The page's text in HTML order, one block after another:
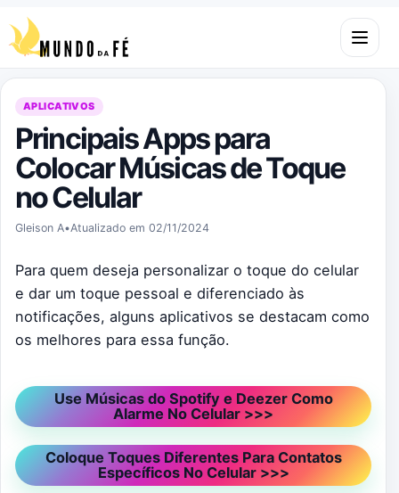
Pular para o conteúdo
Abrir
APLICATIVOS
Principais Apps para
Colocar Músicas de Toque
no Celular
Gleison A•Atualizado em 02/11/2024
Para quem deseja personalizar o toque do celular
e dar um toque pessoal e diferenciado às
notificações, alguns aplicativos se destacam como
os melhores para essa função.
Use Músicas do Spotify e Deezer Como
Alarme No Celular >>>
Coloque Toques Diferentes Para Contatos
Específicos No Celular >>>